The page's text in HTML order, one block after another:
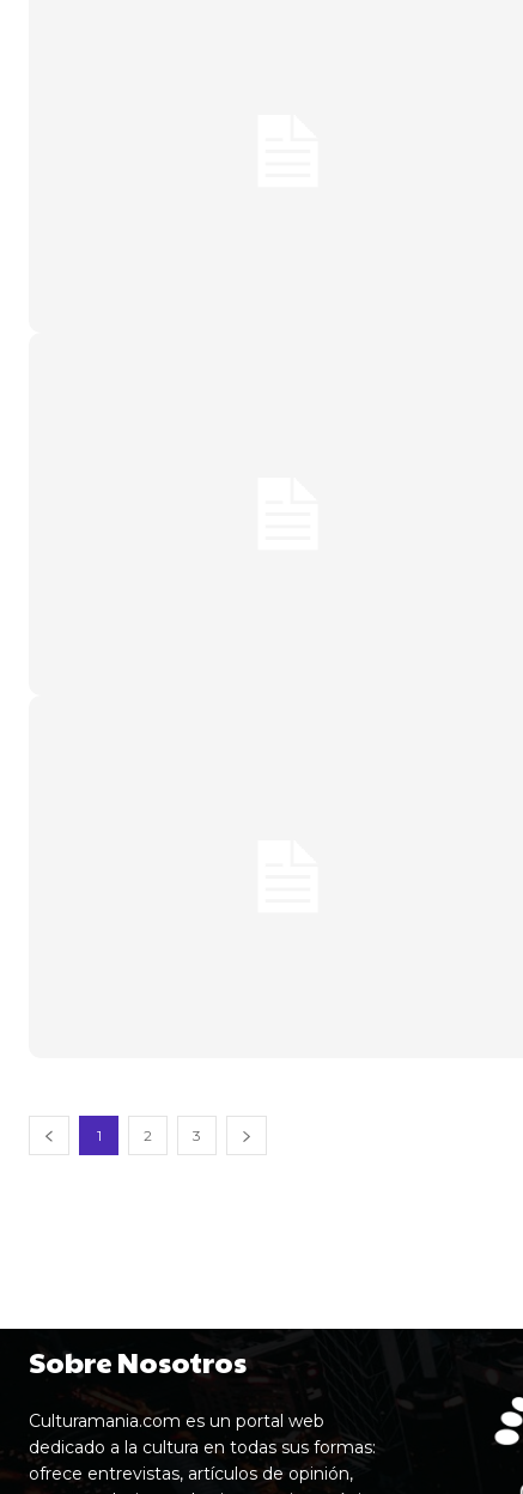
1 2 3
Sobre Nosotros
Culturamania.com es un portal web
dedicado a la cultura en todas sus formas:
ofrece entrevistas, artículos de opinión,